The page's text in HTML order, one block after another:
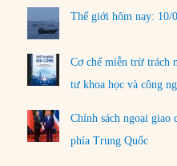
Thế giới hôm nay: 10/
Cơ chế miễn trừ trách
tư khoa học và công
Chính sách ngoại giao
phía Trung Quốc